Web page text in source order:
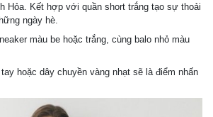
Hỏa. Kết hợp với quần short trắng tạo sự thoải
ngày hè.
màu be hoặc trắng, cùng balo nhỏ màu
hoặc dây chuyền vàng nhạt sẽ là điểm nhấn